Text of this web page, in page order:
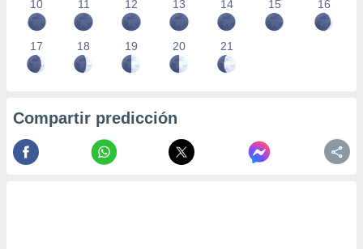
10 11 12 13 14 15 16
17 18 19 20 21
Compartir predicción